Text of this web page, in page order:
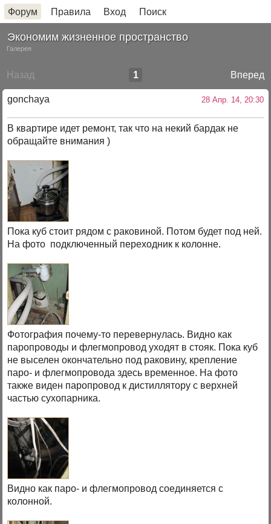
Форум Правила Вход Поиск
Экономим жизненное пространство
Галерея
Назад Вперед
1
gonchaya 28 Апр. 14, 20:30
В квартире идет ремонт, так что на некий бардак не
обращайте внимания )
Пока куб стоит рядом с раковиной. Потом будет под ней.
На фото подключенный переходник к колонне.
Фотография почему-то перевернулась. Видно как
паропроводы и флегмопровод уходят в стояк. Пока куб
не выселен окончательно под раковину, крепление
паро- и флегмопровода здесь временное. На фото
также виден паропровод к дистиллятору с верхней
частью сухопарника.
Видно как паро- и флегмопровод соединяется с
колонной.